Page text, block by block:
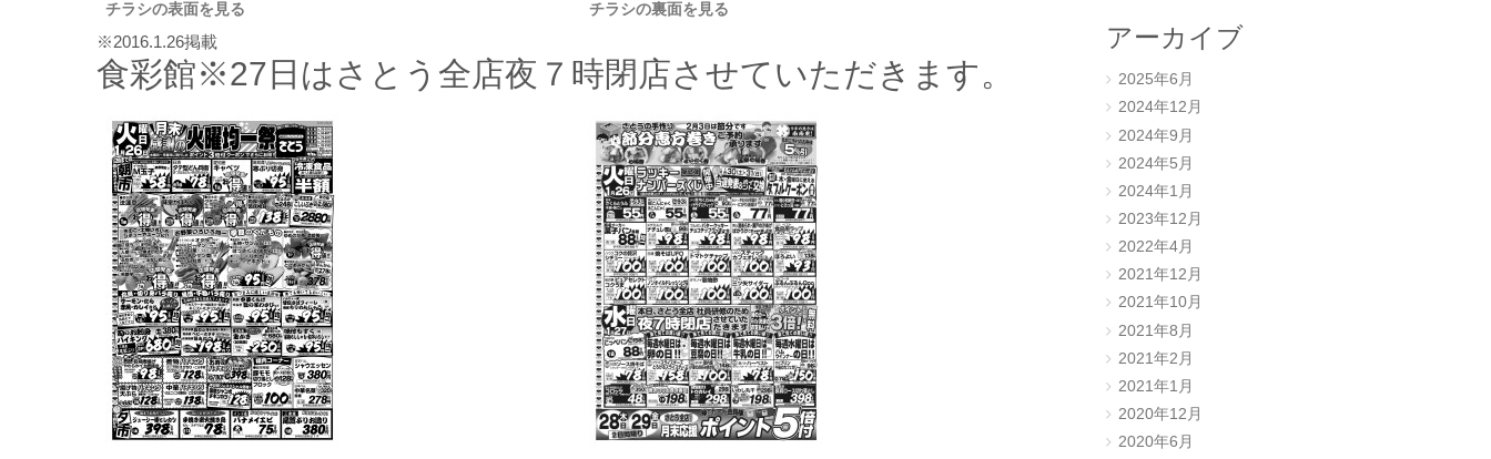
チラシの表面を見る チラシの裏面を見る
※2016.1.26掲載
食彩館※27日はさとう全店夜７時閉店させていただきます。
アーカイブ
2025年6月
2024年12月
2024年9月
2024年5月
2024年1月
2023年12月
2022年4月
2021年12月
2021年10月
2021年8月
2021年2月
2021年1月
2020年12月
2020年6月